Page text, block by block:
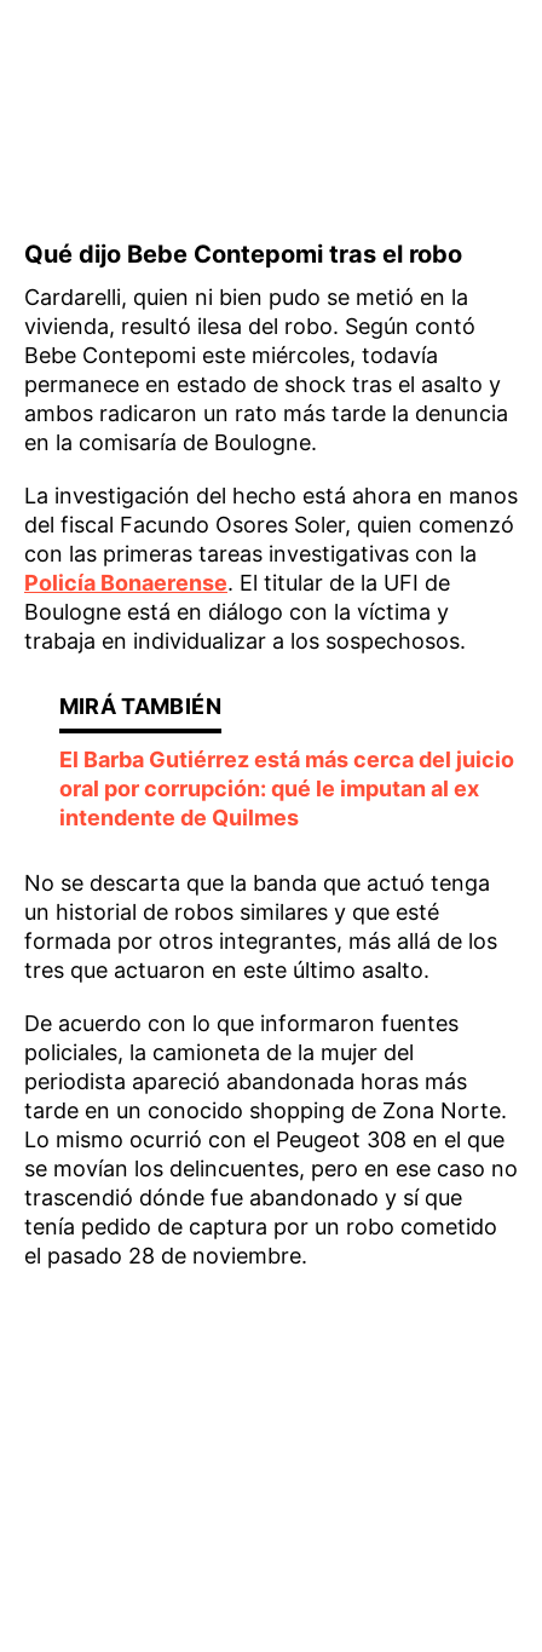
Qué dijo Bebe Contepomi tras el robo
Cardarelli, quien ni bien pudo se metió en la
vivienda, resultó ilesa del robo. Según contó
Bebe Contepomi este miércoles, todavía
permanece en estado de shock tras el asalto y
ambos radicaron un rato más tarde la denuncia
en la comisaría de Boulogne.
La investigación del hecho está ahora en manos
del fiscal Facundo Osores Soler, quien comenzó
con las primeras tareas investigativas con la
Policía Bonaerense. El titular de la UFI de
Boulogne está en diálogo con la víctima y
trabaja en individualizar a los sospechosos.
El Barba Gutiérrez está más cerca del juicio
oral por corrupción: qué le imputan al ex
intendente de Quilmes
No se descarta que la banda que actuó tenga
un historial de robos similares y que esté
formada por otros integrantes, más allá de los
tres que actuaron en este último asalto.
De acuerdo con lo que informaron fuentes
policiales, la camioneta de la mujer del
periodista apareció abandonada horas más
tarde en un conocido shopping de Zona Norte.
Lo mismo ocurrió con el Peugeot 308 en el que
se movían los delincuentes, pero en ese caso no
trascendió dónde fue abandonado y sí que
tenía pedido de captura por un robo cometido
el pasado 28 de noviembre.